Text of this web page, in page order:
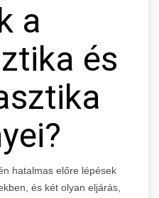
a
és
hatalmas előre lépések
és két olyan eljárás,